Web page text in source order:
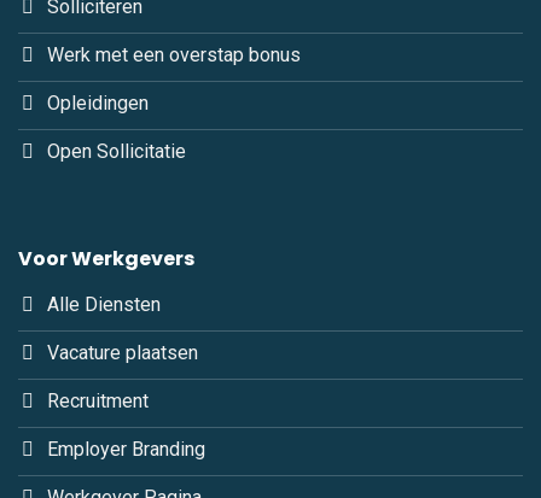
Solliciteren
Werk met een overstap bonus
Opleidingen
Open Sollicitatie
Voor Werkgevers
Alle Diensten
Vacature plaatsen
Recruitment
Employer Branding